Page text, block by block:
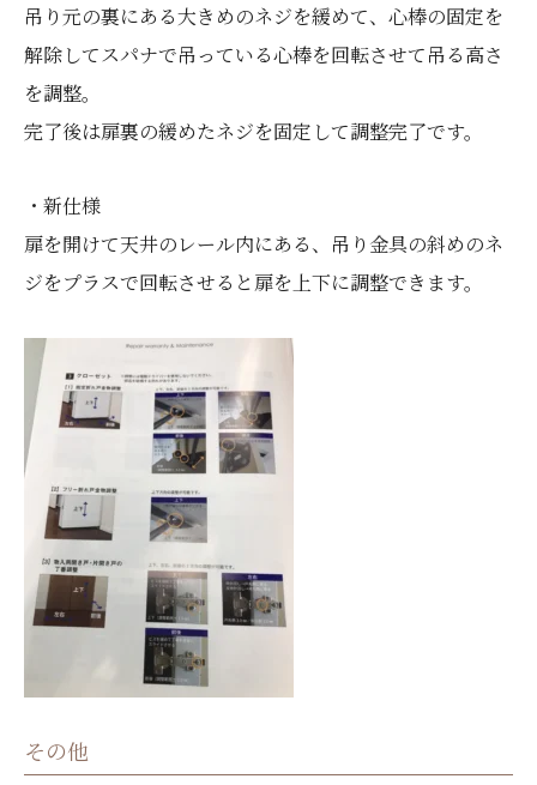
吊り元の裏にある大きめのネジを緩めて、心棒の固定を
解除してスパナで吊っている心棒を回転させて吊る高さ
を調整。
完了後は扉裏の緩めたネジを固定して調整完了です。
・新仕様
扉を開けて天井のレール内にある、吊り金具の斜めのネ
ジをプラスで回転させると扉を上下に調整できます。
その他